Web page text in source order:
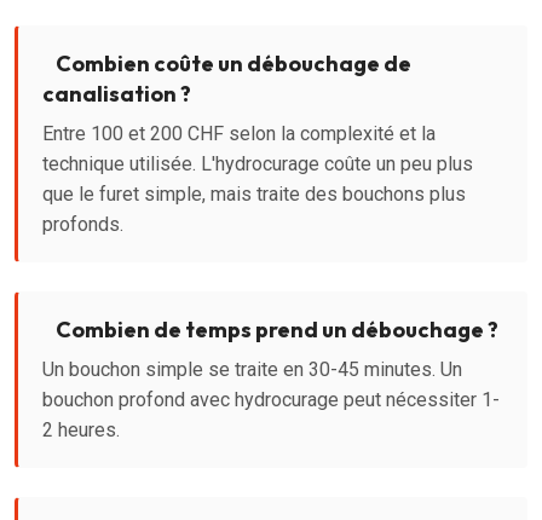
Combien coûte un débouchage de
canalisation ?
Entre 100 et 200 CHF selon la complexité et la
technique utilisée. L'hydrocurage coûte un peu plus
que le furet simple, mais traite des bouchons plus
profonds.
Combien de temps prend un débouchage ?
Un bouchon simple se traite en 30-45 minutes. Un
bouchon profond avec hydrocurage peut nécessiter 1-
2 heures.